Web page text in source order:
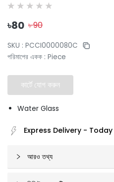
৳80 ৳90
SKU : PCCI0000080C
পরিমাপের একক : Piece
কার্টে যোগ করুন
Water Glass
Express Delivery - Today
আরও তথ্য